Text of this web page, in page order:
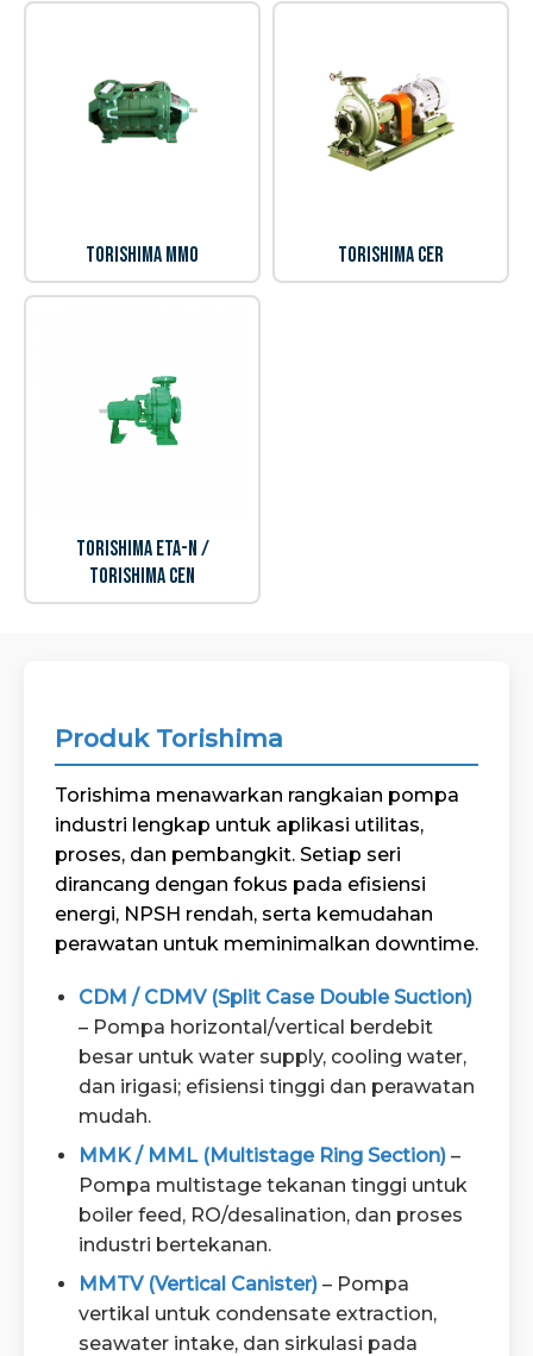
Torishima MMO Torishima CER
Torishima ETA-N /
Torishima CEN
Produk Torishima
Torishima menawarkan rangkaian pompa
industri lengkap untuk aplikasi utilitas,
proses, dan pembangkit. Setiap seri
dirancang dengan fokus pada efisiensi
energi, NPSH rendah, serta kemudahan
perawatan untuk meminimalkan downtime.
CDM / CDMV (Split Case Double Suction)
– Pompa horizontal/vertical berdebit
besar untuk water supply, cooling water,
dan irigasi; efisiensi tinggi dan perawatan
mudah.
MMK / MML (Multistage Ring Section) –
Pompa multistage tekanan tinggi untuk
boiler feed, RO/desalination, dan proses
industri bertekanan.
MMTV (Vertical Canister) – Pompa
vertikal untuk condensate extraction,
seawater intake, dan sirkulasi pada